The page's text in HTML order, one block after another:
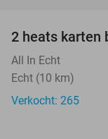
2 heats karten
All In Echt
Echt (10 km)
Verkocht: 265